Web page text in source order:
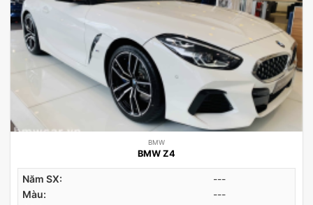
BMW
BMW Z4
Năm SX:
---
Màu:
---